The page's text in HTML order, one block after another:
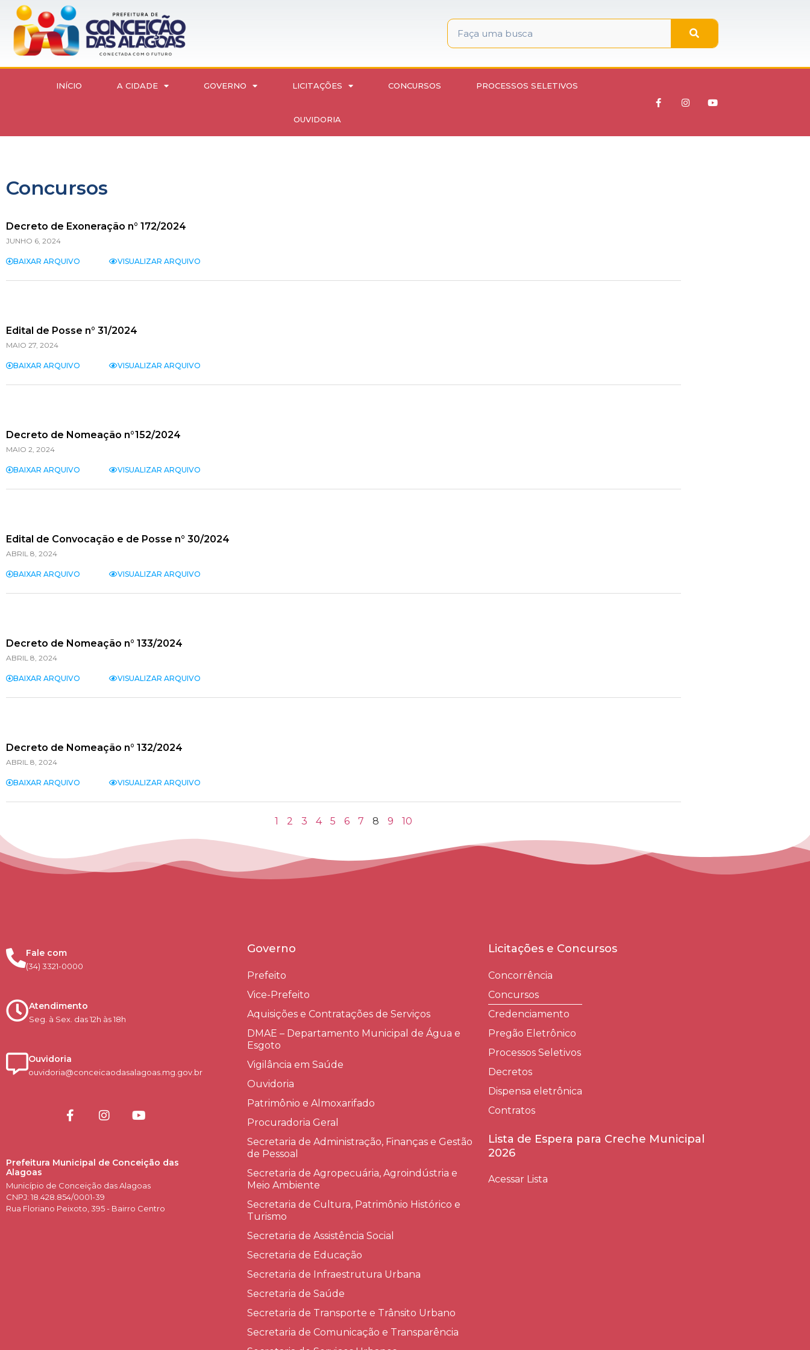
INÍCIO A CIDADE GOVERNO LICITAÇÕES CONCURSOS PROCESSOS SELETIVOS
OUVIDORIA
Concursos
Decreto de Exoneração n° 172/2024
JUNHO 6, 2024
BAIXAR ARQUIVO VISUALIZAR ARQUIVO
Edital de Posse n° 31/2024
MAIO 27, 2024
BAIXAR ARQUIVO VISUALIZAR ARQUIVO
Decreto de Nomeação n°152/2024
MAIO 2, 2024
BAIXAR ARQUIVO VISUALIZAR ARQUIVO
Edital de Convocação e de Posse n° 30/2024
ABRIL 8, 2024
BAIXAR ARQUIVO VISUALIZAR ARQUIVO
Decreto de Nomeação n° 133/2024
ABRIL 8, 2024
BAIXAR ARQUIVO VISUALIZAR ARQUIVO
Decreto de Nomeação n° 132/2024
ABRIL 8, 2024
BAIXAR ARQUIVO VISUALIZAR ARQUIVO
1 2 3 4 5 6 7 8 9 10
Fale com
(34) 3321-0000
Atendimento
Seg. à Sex. das 12h às 18h
Ouvidoria
ouvidoria@conceicaodasalagoas.mg.gov.br
Prefeitura Municipal de Conceição das
Alagoas
Município de Conceição das Alagoas
CNPJ: 18.428.854/0001-39
Rua Floriano Peixoto, 395 - Bairro Centro
Governo
Prefeito
Vice-Prefeito
Aquisições e Contratações de Serviços​
DMAE – Departamento Municipal de Água e
Esgoto
Vigilância em Saúde
Ouvidoria
Patrimônio e Almoxarifado
Procuradoria Geral
Secretaria de Administração, Finanças e Gestão
de Pessoal
Secretaria de Agropecuária, Agroindústria e
Meio Ambiente
Secretaria de Cultura, Patrimônio Histórico e
Turismo
Secretaria de Assistência Social
Secretaria de Educação
Secretaria de Infraestrutura Urbana
Secretaria de Saúde
Secretaria de Transporte e Trânsito Urbano
Secretaria de Comunicação e Transparência
Licitações e Concursos
Concorrência
Concursos
Credenciamento
Pregão Eletrônico
Processos Seletivos
Decretos
Dispensa eletrônica
Contratos
Lista de Espera para Creche Municipal
2026
Acessar Lista